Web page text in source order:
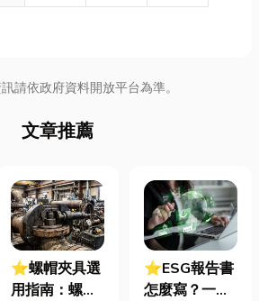
請依政府資料開放平台為準。
文章推薦
⭐螺帽夾具選
用指南：螺母
⭐ESG報告書
怎麼寫？一定